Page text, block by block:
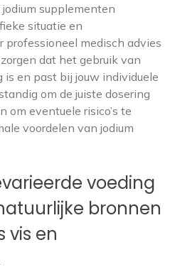
supplementen
situatie en
professioneel medisch advies
dat het gebruik van
en past bij jouw individuele
om de juiste dosering
om eventuele risico’s te
voordelen van jodium
voeding
bronnen
vis en